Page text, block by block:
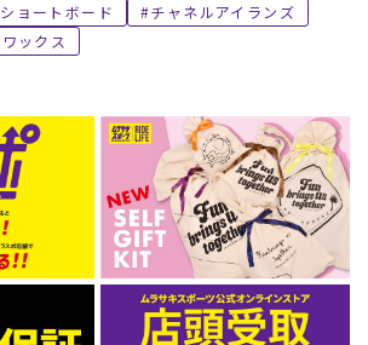
ショートボード
チャネルアイランズ
ワックス